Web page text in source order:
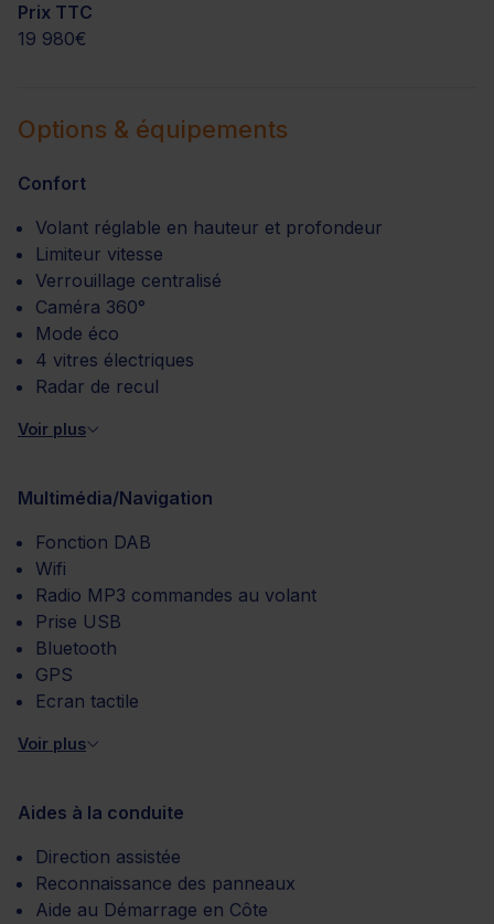
Prix TTC
19 980€
Options & équipements
Confort
Volant réglable en hauteur et profondeur
Limiteur vitesse
Verrouillage centralisé
Caméra 360°
Mode éco
4 vitres électriques
Radar de recul
Voir plus
Multimédia/Navigation
Fonction DAB
Wifi
Radio MP3 commandes au volant
Prise USB
Bluetooth
GPS
Ecran tactile
Voir plus
Aides à la conduite
Direction assistée
Reconnaissance des panneaux
Aide au Démarrage en Côte